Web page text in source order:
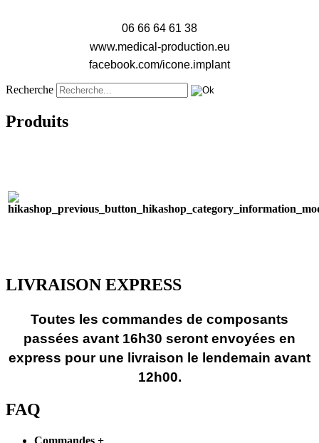
06 66 64 61 38
www.medical-production.eu
facebook.com/icone.implant
Recherche
Produits
LIVRAISON EXPRESS
Toutes les commandes de composants
passées avant 16h30 seront envoyées en
express pour une livraison le lendemain avant
12h00.
FAQ
Commandes +